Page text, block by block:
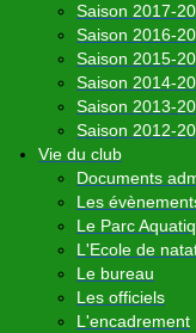
Saison 2017-
Saison 2016-
Saison 2015-
Saison 2014-
Saison 2013-
Saison 2012-
Vie du club
Documents
Les
Le Parc
L'Ecole de
Le bureau
Les officiels
L'encadrement